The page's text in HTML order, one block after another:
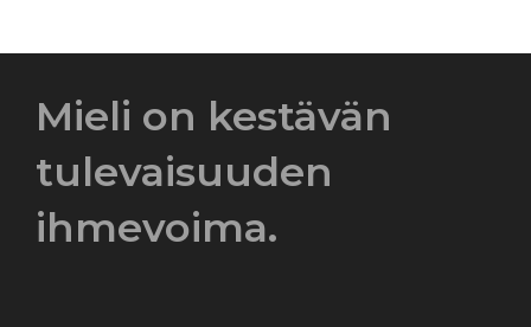
Mieli on kestävän
tulevaisuuden
ihmevoima.